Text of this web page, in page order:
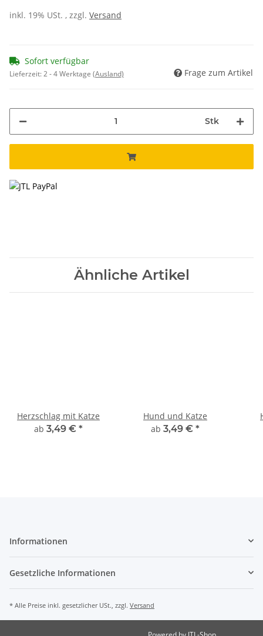
inkl. 19% USt. , zzgl. Versand
Sofort verfügbar
Lieferzeit:2 - 4 Werktage (Ausland) Frage zum Artikel
Stk
Ähnliche Artikel
Herzschlag mit Katze
ab 3,49 € *
Hund und Katze
ab 3,49 € *
Informationen
Gesetzliche Informationen
* Alle Preise inkl. gesetzlicher USt., zzgl. Versand